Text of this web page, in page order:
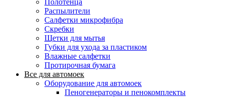
Полотенца
Распылители
Салфетки микрофибра
Скребки
Щетки для мытья
Губки для ухода за пластиком
Влажные салфетки
Протирочная бумага
Все для автомоек
Оборудование для автомоек
Пеногенераторы и пенокомплекты